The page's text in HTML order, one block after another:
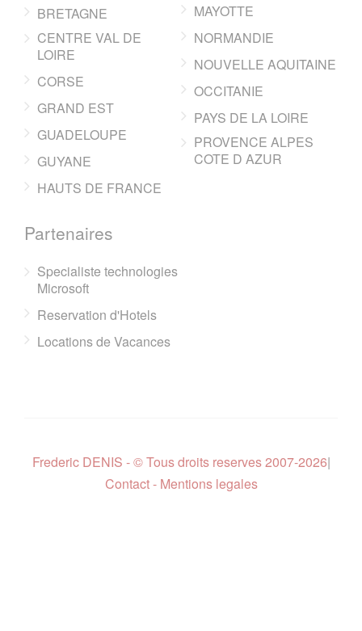
BRETAGNE
CENTRE VAL DE
LOIRE
CORSE
GRAND EST
GUADELOUPE
GUYANE
HAUTS DE FRANCE
MAYOTTE
NORMANDIE
NOUVELLE AQUITAINE
OCCITANIE
PAYS DE LA LOIRE
PROVENCE ALPES
COTE D AZUR
Partenaires
Specialiste technologies
Microsoft
Reservation d'Hotels
Locations de Vacances
Frederic DENIS - © Tous droits reserves 2007-2026|
Contact - Mentions legales